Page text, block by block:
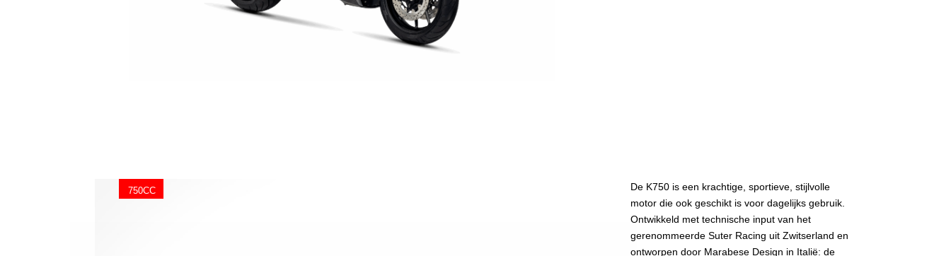
750CC
De K750 is een krachtige, sportieve, stijlvolle
motor die ook geschikt is voor dagelijks gebruik.
Ontwikkeld met technische input van het
gerenommeerde Suter Racing uit Zwitserland en
ontworpen door Marabese Design in Italië: de